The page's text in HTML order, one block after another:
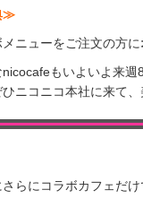
≫
メニューをご注文の方に
もいよいよ来週
ひニコニコ本社に来て
さらにコラボカフェだ